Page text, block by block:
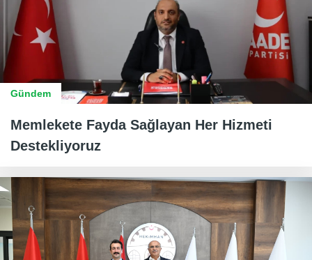
Gündem
Memlekete Fayda Sağlayan Her Hizmeti
Destekliyoruz